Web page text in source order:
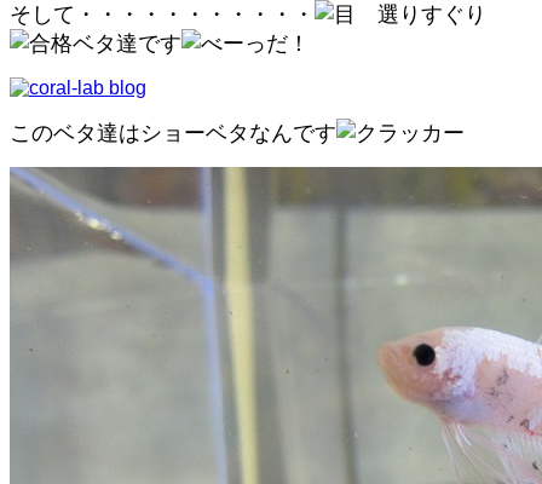
そして・・・・・・・・・・・
選りすぐり
ベタ達です
このベタ達はショーベタなんです